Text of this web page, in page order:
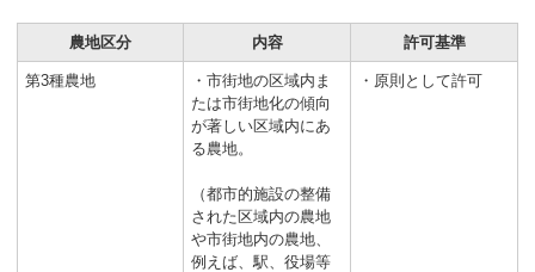
農地区分 内容 許可基準
第3種農地
・市街地の区域内ま
たは市街地化の傾向
が著しい区域内にあ
る農地。
（都市的施設の整備
された区域内の農地
や市街地内の農地、
例えば、駅、役場等
・原則として許可